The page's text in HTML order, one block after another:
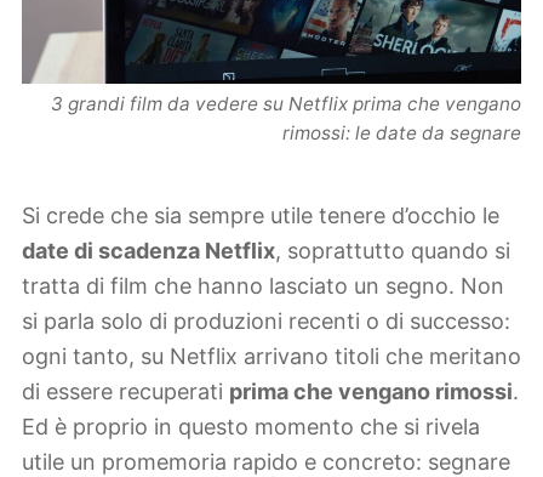
3 grandi film da vedere su Netflix prima che vengano
rimossi: le date da segnare
Si crede che sia sempre utile tenere d’occhio le
date di scadenza Netflix, soprattutto quando si
tratta di film che hanno lasciato un segno. Non
si parla solo di produzioni recenti o di successo:
ogni tanto, su Netflix arrivano titoli che meritano
di essere recuperati prima che vengano rimossi.
Ed è proprio in questo momento che si rivela
utile un promemoria rapido e concreto: segnare